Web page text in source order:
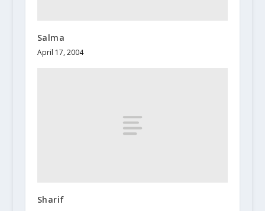
Salma
April 17, 2004
Sharif